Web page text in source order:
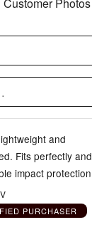
Customer Photos
and
Fits perfectly and
impact protection
PURCHASER